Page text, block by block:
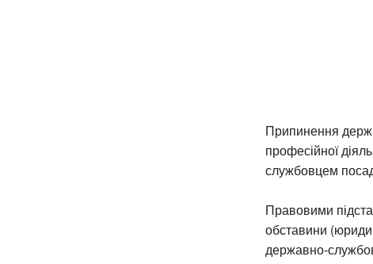
Припинення
професійної
службовцем
Правовими
обставини
державно-